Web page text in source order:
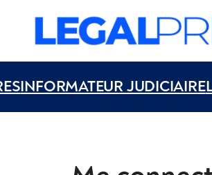
INFORMATEUR JUDICIAIRE